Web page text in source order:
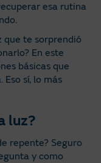
esa rutina
que te sorprendió
En este
básicas que
sí, lo más
luz?
repente? Seguro
y como